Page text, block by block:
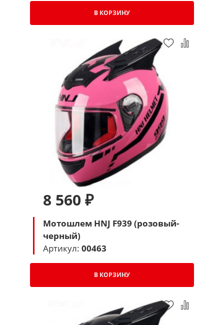
В КОРЗИНУ
8 560 ₽
Мотошлем HNJ F939 (розовый-
черный)
Артикул: 00463
В КОРЗИНУ